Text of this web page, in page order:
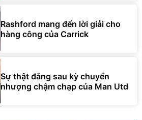
Rashford mang đến lời giải cho
hàng công của Carrick
Sự thật đằng sau kỳ chuyển
nhượng chậm chạp của Man Utd